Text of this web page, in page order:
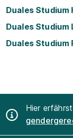
Duales Studium
Duales Studium
Duales Studium
Hier